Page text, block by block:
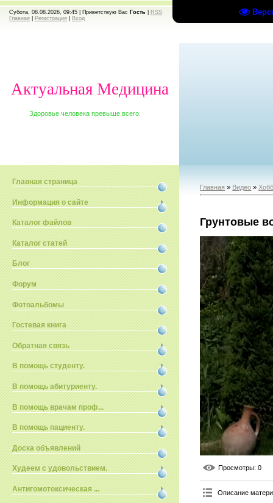
Субота, 08.08.2026, 09:45 | Приветствую Вас Гость
RSS
Главная
Регистрация Вход
Актуальная Медицина
Здоровье человека превыше всего.
Главная страница
Информация о сайте
Каталог файлов
Каталог статей
Блог
Форум
Фотоальбомы
Гостевая книга
Обратная связь
В помощь студенту.
В помощь абитуриенту.
В помощь врачам проф...
В помощь пациенту.
Доска объявлений
Худеем с удовольствием.
Антигомотоксическая ...
Главная » Видео »
Грунтовые
Просмотры: 0
Описание